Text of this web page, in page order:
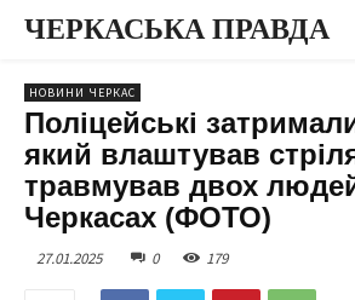
ЧЕРКАСЬКА ПРАВДА
НОВИНИ ЧЕРКАС
Поліцейські
який влаштував
травмував двох
Черкасах (ФОТО)
27.01.2025 0 179